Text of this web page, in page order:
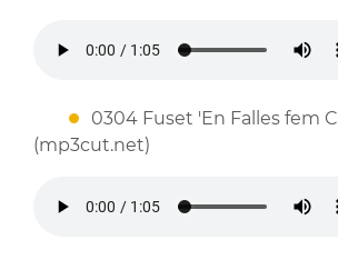
0304 Fuset 'En Falles fem
(mp3cut.net)